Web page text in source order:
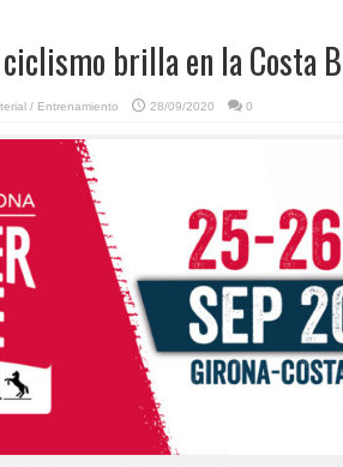
brilla en la Costa
/ Entrenamiento 28/09/2020 0